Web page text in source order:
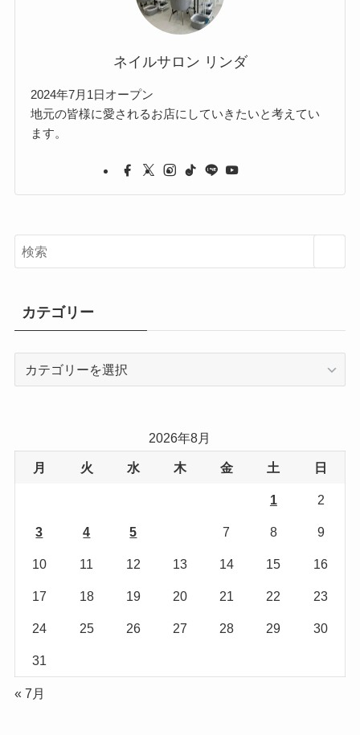
ネイルサロン リンダ
2024年7月1日オープン
地元の皆様に愛されるお店にしていきたいと考えてい
ます。
カテゴリー
2026年8月
月 火 水 木 金 土 日
1 2
3 4 5 7 8 9
10 11 12 13 14 15 16
17 18 19 20 21 22 23
24 25 26 27 28 29 30
31
« 7月